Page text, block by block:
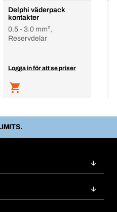
Delphi väderpack
kontakter
0.5 - 3.0 mm²,
Reservdelar
Logga in för att se priser